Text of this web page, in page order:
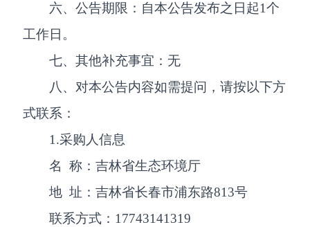
六、公告期限：自本公告发布之日起1个
工作日。
七、其他补充事宜：无
八、对本公告内容如需提问，请按以下方
式联系：
1.采购人信息
名 称：吉林省生态环境厅
地 址：吉林省长春市浦东路813号
联系方式：17743141319